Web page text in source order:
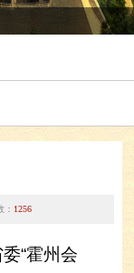
： 1256
“霍州会